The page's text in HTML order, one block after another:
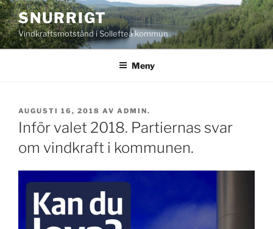
Hoppa
till
innehåll
SNURRIGT
Vindkraftsmotstånd i Sollefteå kommun
Meny
PUBLICERAT
AUGUSTI 16, 2018 AV ADMIN.
Inför valet 2018. Partiernas svar
om vindkraft i kommunen.